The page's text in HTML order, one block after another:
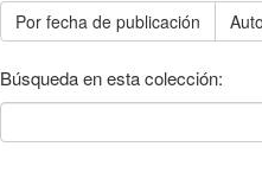
Por fecha de publicación
Búsqueda en esta colección: